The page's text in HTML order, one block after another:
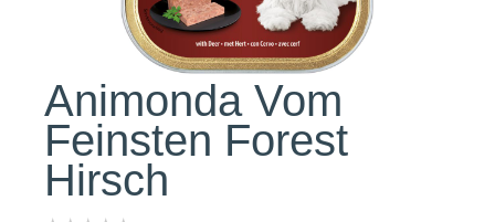
Animonda Vom
Feinsten Forest
Hirsch